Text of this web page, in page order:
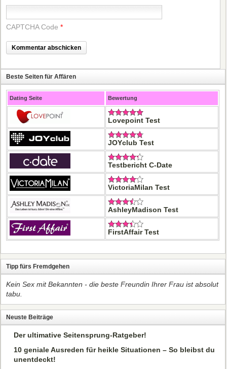
CAPTCHA Code *
Beste Seiten für Affären
Dating Seite Bewertung
Lovepoint Test
JOYclub Test
Testbericht C-Date
VictoriaMilan Test
AshleyMadison Test
FirstAffair Test
Tipp fürs Fremdgehen
Kein Sex mit Bekannten - die beste Freundin Ihrer Frau ist absolut
tabu.
Neuste Beiträge
Der ultimative Seitensprung-Ratgeber!
10 geniale Ausreden für heikle Situationen – So bleibst du
unentdeckt!